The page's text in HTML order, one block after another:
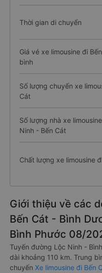
Thời gian di chuyển
Giá vé xe limousine đi
bình
Số lượng chuyến xe
Cát
Số lượng nhà xe
Ninh - Bến Cát
Chất lượng xe limousine
Giới thiệu về các
Bến Cát - Bình
Bình Phước 08/
Tuyến đường Lộc Ninh -
dài khoảng 110 km. Trung
chuyến Xe limousine đi Bến